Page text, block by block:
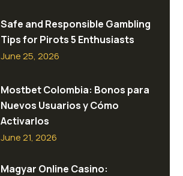
Safe and Responsible Gambling
Tips for Pirots 5 Enthusiasts
June 25, 2026
Mostbet Colombia: Bonos para
Nuevos Usuarios y Cómo
Activarlos
June 21, 2026
Magyar Online Casino: